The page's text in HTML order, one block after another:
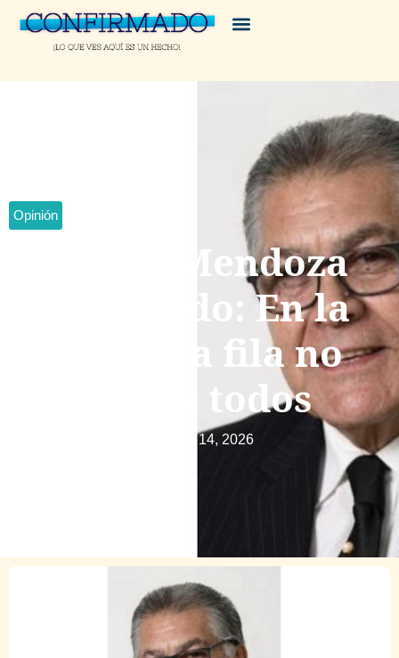
Opinión
Víctor Mendoza
Coronado: En la
primera fila no
caben todos
junio 14, 2026